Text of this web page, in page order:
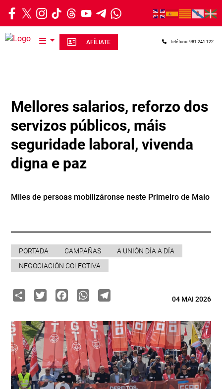
Ir o contido principal
AFÍLIATE Teléfono: 981 241 122
Mellores salarios, reforzo dos
servizos públicos, máis
seguridade laboral, vivenda
digna e paz
Miles de persoas mobilizáronse neste Primeiro de Maio
PORTADA CAMPAÑAS
A UNIÓN DÍA A DÍA
NEGOCIACIÓN COLECTIVA
ShareTwitterFacebook
WhatsApp
Telegram04 MAI 2026